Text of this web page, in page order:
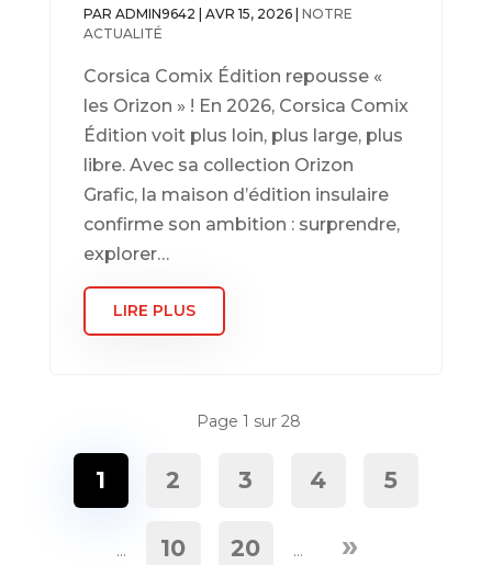
PAR ADMIN9642 | AVR 15, 2026| NOTRE
ACTUALITÉ
Corsica Comix Édition repousse «
les Orizon » ! En 2026, Corsica Comix
Édition voit plus loin, plus large, plus
libre. Avec sa collection Orizon
Grafic, la maison d’édition insulaire
confirme son ambition : surprendre,
explorer…
LIRE PLUS
Page 1 sur 28
1 2 3 4 5
… 10 20 … »